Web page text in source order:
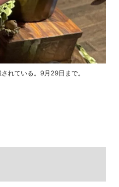
れている。9月29日まで。